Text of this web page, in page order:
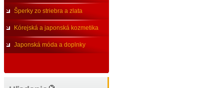
Šperky zo striebra a zlata
Kórejská a japonská kozmetika
Japonská móda a doplnky